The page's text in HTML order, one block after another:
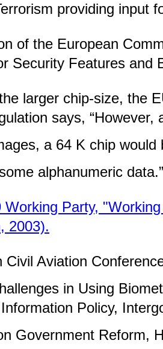
providing input
of the European
Security Features
larger chip-size, the
says,
a 64 K chip
alphanumeric data.”
Working Party,
2003).
Civil Aviation
in Using
Policy,
Government Reform,